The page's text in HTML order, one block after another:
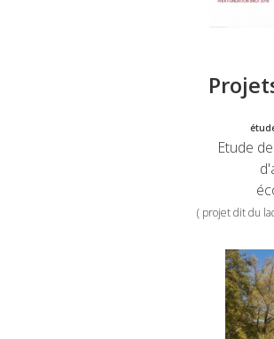
Etude
( projet dit du